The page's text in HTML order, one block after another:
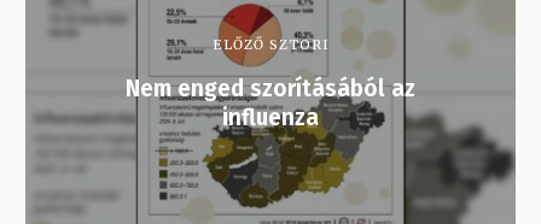
ELŐZŐ SZTORI
Nem enged szorításából az
influenza